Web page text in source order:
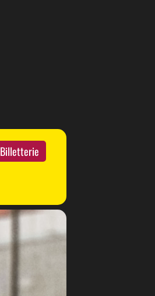
Billetterie